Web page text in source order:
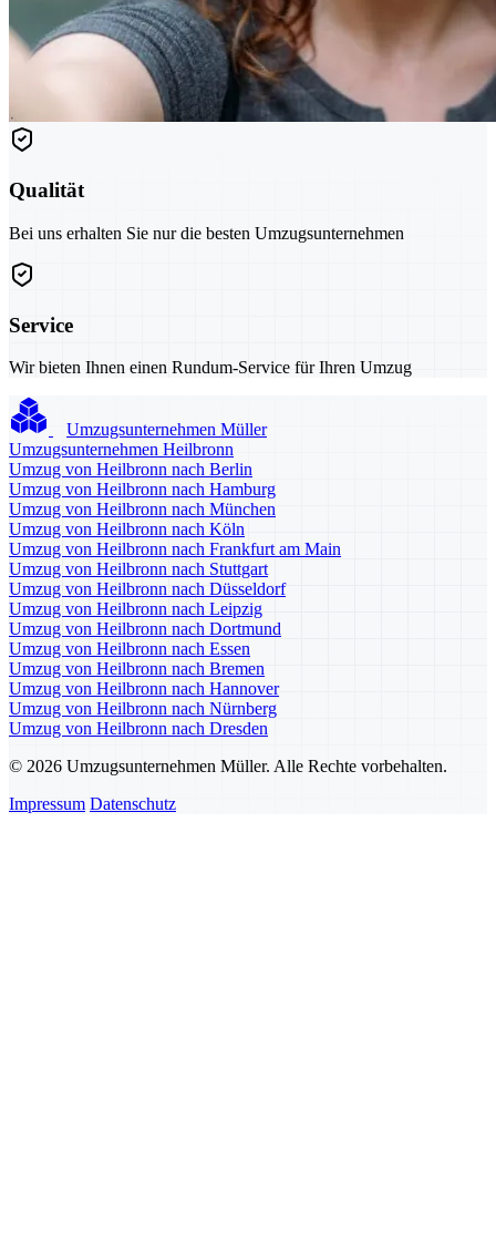
Qualität
Bei uns erhalten Sie nur die besten Umzugsunternehmen
Service
Wir bieten Ihnen einen Rundum-Service für Ihren Umzug
Umzugsunternehmen Müller
Umzugsunternehmen Heilbronn
Umzug von Heilbronn nach Berlin
Umzug von Heilbronn nach Hamburg
Umzug von Heilbronn nach München
Umzug von Heilbronn nach Köln
Umzug von Heilbronn nach Frankfurt am Main
Umzug von Heilbronn nach Stuttgart
Umzug von Heilbronn nach Düsseldorf
Umzug von Heilbronn nach Leipzig
Umzug von Heilbronn nach Dortmund
Umzug von Heilbronn nach Essen
Umzug von Heilbronn nach Bremen
Umzug von Heilbronn nach Hannover
Umzug von Heilbronn nach Nürnberg
Umzug von Heilbronn nach Dresden
© 2026 Umzugsunternehmen Müller. Alle Rechte vorbehalten.
Impressum Datenschutz